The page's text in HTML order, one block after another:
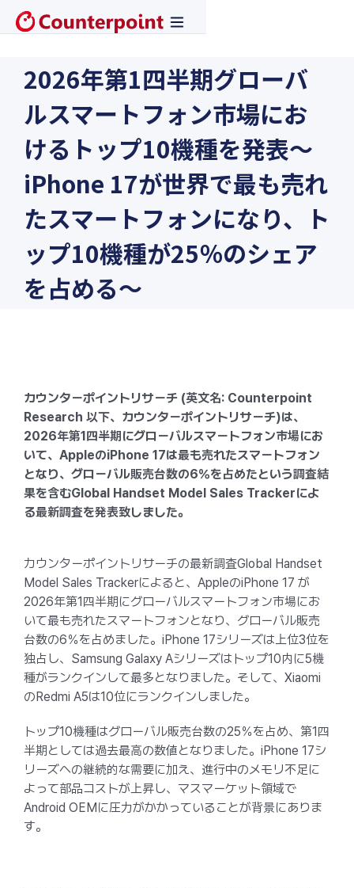
2026年第1四半期グローバ
ルスマートフォン市場にお
けるトップ10機種を発表〜
iPhone 17が世界で最も売れ
たスマートフォンになり、ト
ップ10機種が25％のシェア
を占める〜
カウンターポイントリサーチ (英文名: Counterpoint
Research 以下、カウンターポイントリサーチ)は、
2026年第1四半期にグローバルスマートフォン市場にお
いて、AppleのiPhone 17は最も売れたスマートフォン
となり、グローバル販売台数の6％を占めたという調査結
果を含むGlobal Handset Model Sales Trackerによ
る最新調査を発表致しました。
カウンターポイントリサーチの最新調査Global Handset
Model Sales Trackerによると、AppleのiPhone 17 が
2026年第1四半期にグローバルスマートフォン市場にお
いて最も売れたスマートフォンとなり、グローバル販売
台数の6％を占めました。iPhone 17シリーズは上位3位を
独占し、Samsung Galaxy Aシリーズはトップ10内に5機
種がランクインして最多となりました。そして、Xiaomi
のRedmi A5は10位にランクインしました。
トップ10機種はグローバル販売台数の25％を占め、第1四
半期としては過去最高の数値となりました。iPhone 17シ
リーズへの継続的な需要に加え、進行中のメモリ不足に
よって部品コストが上昇し、マスマーケット領域で
Android OEMに圧力がかかっていることが背景にありま
す。